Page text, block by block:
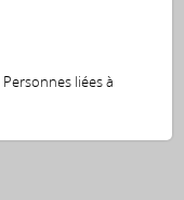
Personnes liées à